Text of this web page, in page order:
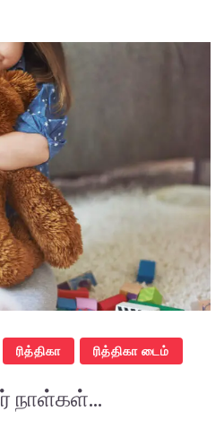
ரித்திகா ரித்திகா டைம்
நாள்கள்...